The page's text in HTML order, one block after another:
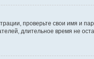
проверьте свои имя и
длительное время не